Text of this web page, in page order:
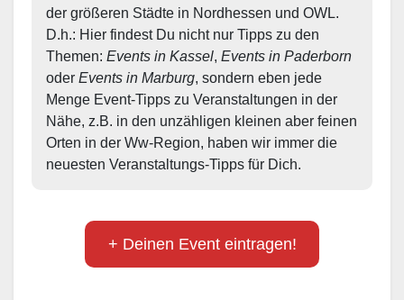
der größeren Städte in Nordhessen und OWL.
D.h.: Hier findest Du nicht nur Tipps zu den
Themen: Events in Kassel, Events in Paderborn
oder Events in Marburg, sondern eben jede
Menge Event-Tipps zu Veranstaltungen in der
Nähe, z.B. in den unzähligen kleinen aber feinen
Orten in der Ww-Region, haben wir immer die
neuesten Veranstaltungs-Tipps für Dich.
+ Deinen Event eintragen!